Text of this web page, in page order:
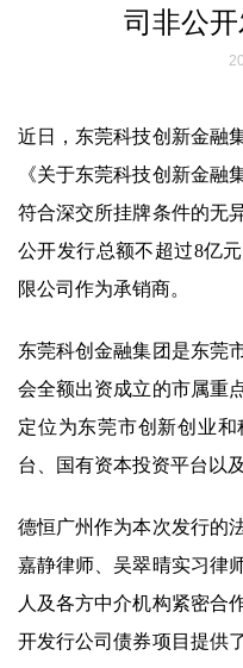
司非公
近日，东莞科技创新金融
《关于东莞科技创新金融
符合深交所挂牌条件的无
公开发行总额不超过8亿
限公司作为承销商。
东莞科创金融集团是东莞
会全额出资成立的市属重
定位为东莞市创新创业
台、国有资本投资平台以
德恒广州作为本次发行的
嘉静律师、吴翠晴实习律
人及各方中介机构紧密合
开发行公司债券项目提供